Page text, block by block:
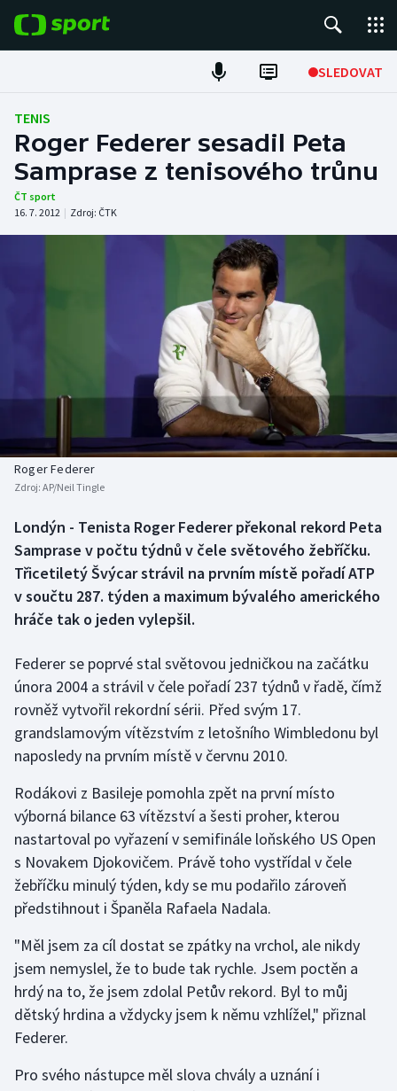
SLEDOVAT
Fotbal
Hokej
Tenis
Atletika
Basketbal
Biatlon
Boby a skeleton
Box
Curling
Dostihy
Florbal
Futsal
Golf
Gymnastika
Házená
Judo
Krasobruslení
Lezení
Historické návraty
Aplikace ČT sport
AZ kvíz
TENIS
Roger Federer sesadil Peta
Samprase z tenisového trůnu
ČT sport
16. 7. 2012 | Zdroj: ČTK
Roger Federer
Zdroj: AP/Neil Tingle
Londýn - Tenista Roger Federer překonal rekord Peta
Samprase v počtu týdnů v čele světového žebříčku.
Třicetiletý Švýcar strávil na prvním místě pořadí ATP
v součtu 287. týden a maximum bývalého amerického
hráče tak o jeden vylepšil.
Federer se poprvé stal světovou jedničkou na začátku
února 2004 a strávil v čele pořadí 237 týdnů v řadě, čímž
rovněž vytvořil rekordní sérii. Před svým 17.
grandslamovým vítězstvím z letošního Wimbledonu byl
naposledy na prvním místě v červnu 2010.
Rodákovi z Basileje pomohla zpět na první místo
výborná bilance 63 vítězství a šesti proher, kterou
nastartoval po vyřazení v semifinále loňského US Open
s Novakem Djokovičem. Právě toho vystřídal v čele
žebříčku minulý týden, kdy se mu podařilo zároveň
předstihnout i Španěla Rafaela Nadala.
"Měl jsem za cíl dostat se zpátky na vrchol, ale nikdy
jsem nemyslel, že to bude tak rychle. Jsem poctěn a
hrdý na to, že jsem zdolal Petův rekord. Byl to můj
dětský hrdina a vždycky jsem k němu vzhlížel," přiznal
Federer.
Pro svého nástupce měl slova chvály a uznání i